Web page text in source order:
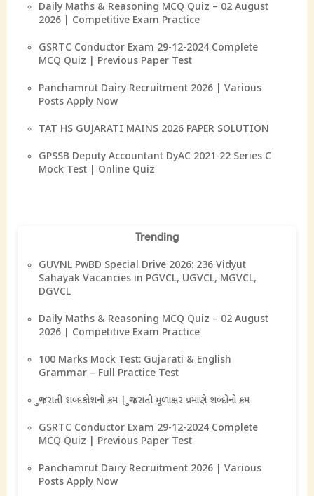
Daily Maths & Reasoning MCQ Quiz – 02 August
2026 | Competitive Exam Practice
GSRTC Conductor Exam 29-12-2024 Complete
MCQ Quiz | Previous Paper Test
Panchamrut Dairy Recruitment 2026 | Various
Posts Apply Now
TAT HS GUJARATI MAINS 2026 PAPER SOLUTION
GPSSB Deputy Accountant DyAC 2021-22 Series C
Mock Test | Online Quiz
Trending
GUVNL PwBD Special Drive 2026: 236 Vidyut
Sahayak Vacancies in PGVCL, UGVCL, MGVCL,
DGVCL
Daily Maths & Reasoning MCQ Quiz – 02 August
2026 | Competitive Exam Practice
100 Marks Mock Test: Gujarati & English
Grammar – Full Practice Test
ગુજરાતી શબ્દકોશનો ક્રમ | ગુજરાતી મૂળાક્ષર પ્રમાણે શબ્દોનો ક્રમ
GSRTC Conductor Exam 29-12-2024 Complete
MCQ Quiz | Previous Paper Test
Panchamrut Dairy Recruitment 2026 | Various
Posts Apply Now